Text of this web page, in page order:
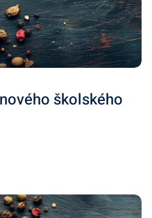
školského